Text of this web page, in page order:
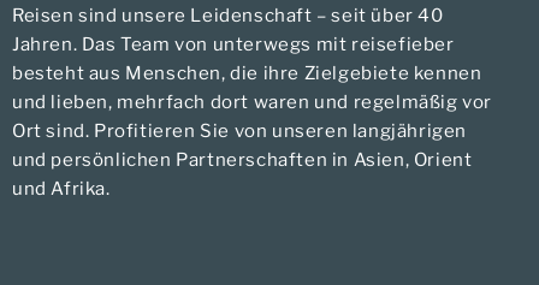
Reisen sind unsere Leidenschaft – seit über 40
Jahren. Das Team von unterwegs mit reisefieber
besteht aus Menschen, die ihre Zielgebiete kennen
und lieben, mehrfach dort waren und regelmäßig vor
Ort sind. Profitieren Sie von unseren langjährigen
und persönlichen Partnerschaften in Asien, Orient
und Afrika.